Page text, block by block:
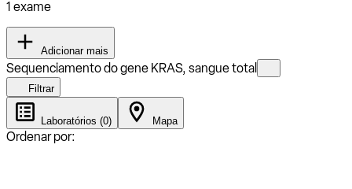
1 exame
Adicionar mais
Sequenciamento do gene KRAS, sangue total
Filtrar
Laboratórios (0) Mapa
Ordenar por: